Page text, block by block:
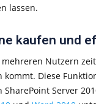
lassen.
kaufen und
Nutzern
Diese
Server